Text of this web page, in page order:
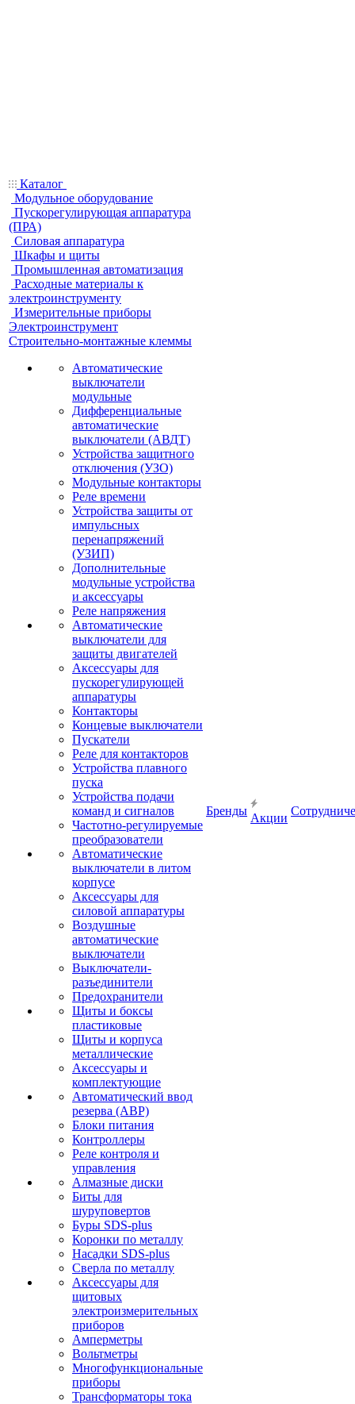
Каталог
Модульное оборудование
Пускорегулирующая аппаратура
(ПРА)
Силовая аппаратура
Шкафы и щиты
Промышленная автоматизация
Расходные материалы к
электроинструменту
Измерительные приборы
Электроинструмент
Строительно-монтажные клеммы
Автоматические
выключатели
модульные
Дифференциальные
автоматические
выключатели (АВДТ)
Устройства защитного
отключения (УЗО)
Модульные контакторы
Реле времени
Устройства защиты от
импульсных
перенапряжений
(УЗИП)
Дополнительные
модульные устройства
и аксессуары
Реле напряжения
Автоматические
выключатели для
защиты двигателей
Аксессуары для
пускорегулирующей
аппаратуры
Контакторы
Концевые выключатели
Пускатели
Реле для контакторов
Устройства плавного
пуска
Устройства подачи
команд и сигналов
Частотно-регулируемые
преобразователи
Автоматические
выключатели в литом
корпусе
Аксессуары для
силовой аппаратуры
Воздушные
автоматические
выключатели
Выключатели-
разъединители
Предохранители
Щиты и боксы
пластиковые
Щиты и корпуса
металлические
Аксессуары и
комплектующие
Автоматический ввод
резерва (АВР)
Блоки питания
Контроллеры
Реле контроля и
управления
Алмазные диски
Биты для
шуруповертов
Буры SDS-plus
Коронки по металлу
Насадки SDS-plus
Сверла по металлу
Аксессуары для
щитовых
электроизмерительных
приборов
Амперметры
Вольтметры
Многофункциональные
приборы
Трансформаторы тока
Бренды
Акции